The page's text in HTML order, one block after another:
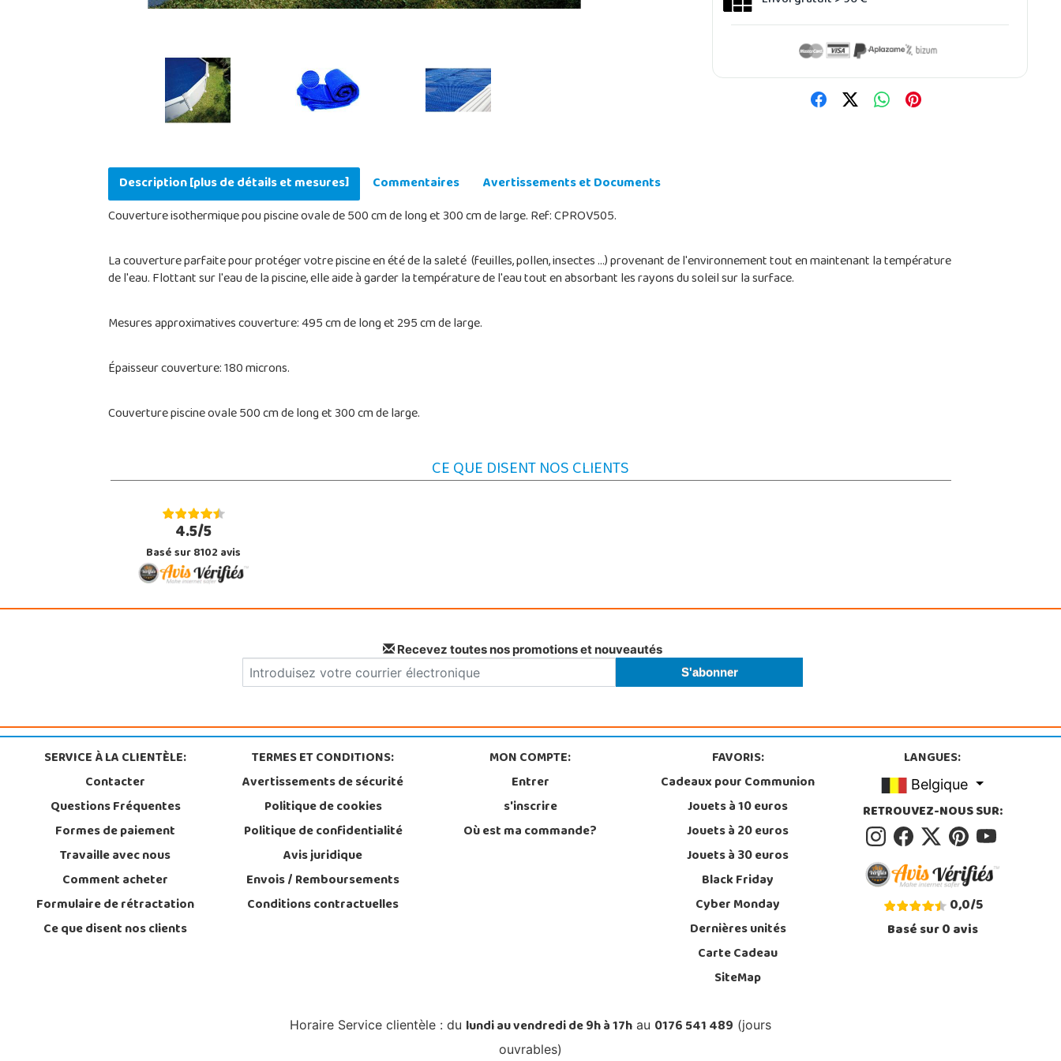
Description [plus de détails et mesures] Commentaires
Avertissements et Documents
Couverture isothermique pou piscine ovale de 500 cm de long et 300 cm de large. Ref: CPROV505.
La couverture parfaite pour protéger votre piscine en été de la saleté (feuilles, pollen, insectes ...) provenant de l'environnement tout en maintenant la température
de l'eau. Flottant sur l'eau de la piscine, elle aide à garder la température de l'eau tout en absorbant les rayons du soleil sur la surface.
Mesures approximatives couverture: 495 cm de long et 295 cm de large.
Épaisseur couverture: 180 microns.
Couverture piscine ovale 500 cm de long et 300 cm de large.
CE QUE DISENT NOS CLIENTS
4.5/5
Basé sur 8102 avis
Recevez toutes nos promotions et nouveautés
SERVICE À LA CLIENTÈLE:
Contacter
Questions Fréquentes
Formes de paiement
Travaille avec nous
Comment acheter
Formulaire de rétractation
Ce que disent nos clients
TERMES ET CONDITIONS:
Avertissements de sécurité
Politique de cookies
Politique de confidentialité
Avis juridique
Envois / Remboursements
Conditions contractuelles
MON COMPTE:
Entrer
s'inscrire
Où est ma commande?
FAVORIS:
Cadeaux pour Communion
Jouets à 10 euros
Jouets à 20 euros
Jouets à 30 euros
Black Friday
Cyber Monday
Dernières unités
Carte Cadeau
SiteMap
LANGUES:
Belgique
RETROUVEZ-NOUS SUR:
0,0/5
Basé sur0avis
Horaire Service clientèle : du lundi au vendredi de 9h à 17h au 0176 541 489 (jours
ouvrables)